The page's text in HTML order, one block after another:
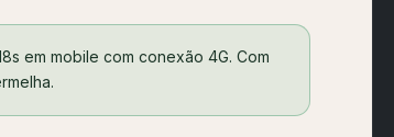
em mobile com conexão 4G. Com